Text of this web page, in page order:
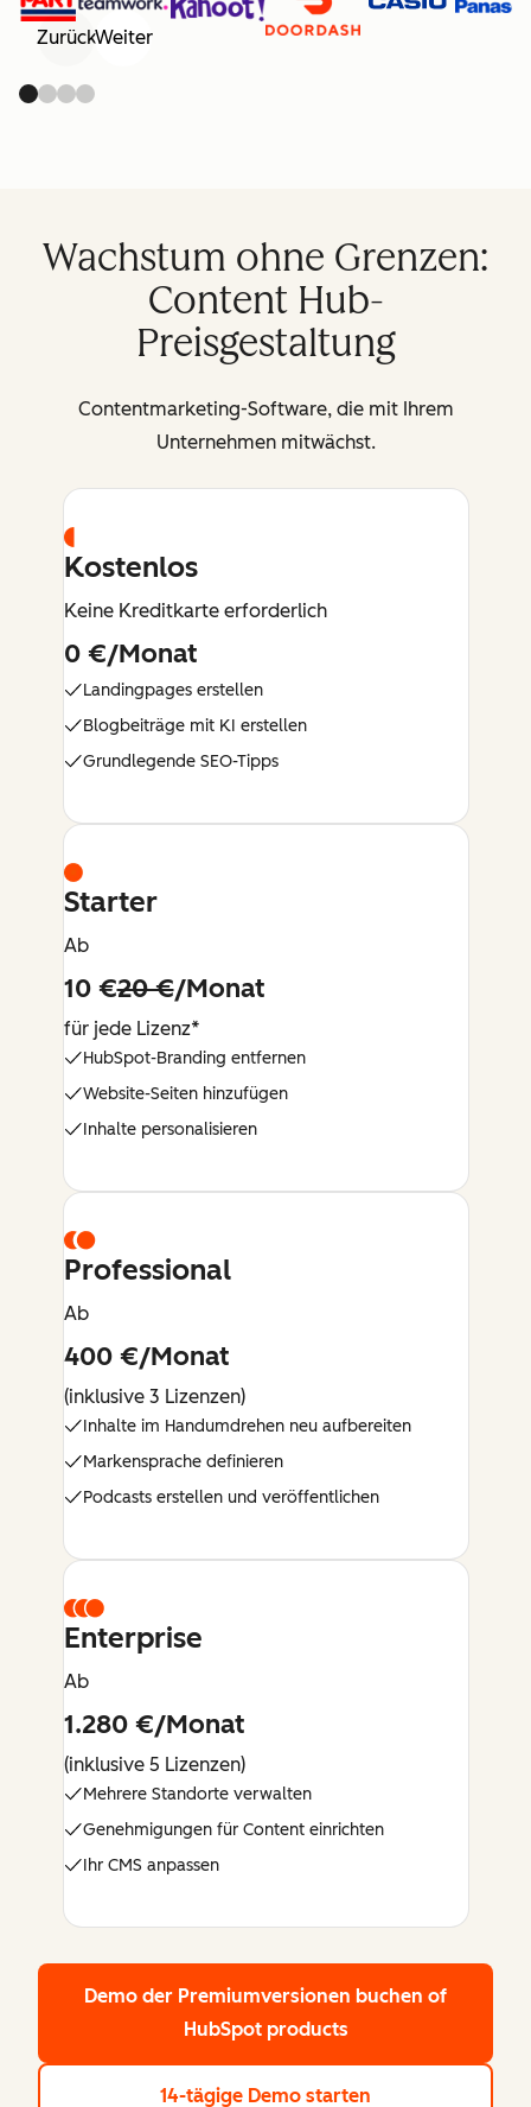
ZurückWeiter
Wachstum ohne Grenzen:
Content Hub-
Preisgestaltung
Contentmarketing-Software, die mit Ihrem
Unternehmen mitwächst.
Kostenlos
Keine Kreditkarte erforderlich
0 €/Monat
Landingpages erstellen
Blogbeiträge mit KI erstellen
Grundlegende SEO-Tipps
Starter
Ab
10 €20 €/Monat
für jede Lizenz*
HubSpot-Branding entfernen
Website-Seiten hinzufügen
Inhalte personalisieren
Professional
Ab
400 €/Monat
(inklusive 3 Lizenzen)
Inhalte im Handumdrehen neu aufbereiten
Markensprache definieren
Podcasts erstellen und veröffentlichen
Enterprise
Ab
1.280 €/Monat
(inklusive 5 Lizenzen)
Mehrere Standorte verwalten
Genehmigungen für Content einrichten
Ihr CMS anpassen
Demo der Premiumversionen buchen of
HubSpot products
14-tägige Demo starten